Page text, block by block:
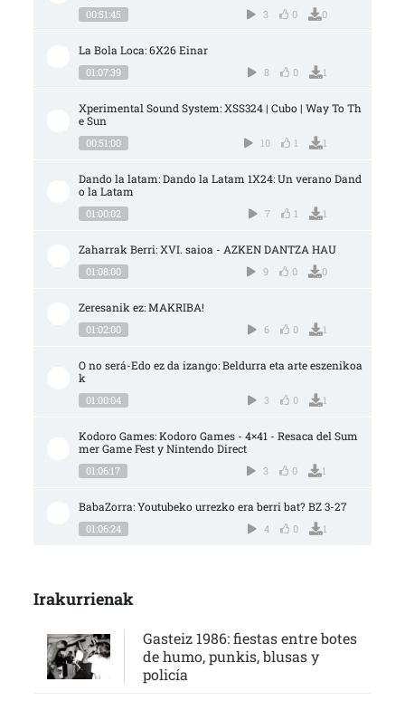
00:51:45 3 0 0
La Bola Loca: 6X26 Einar
01:07:39 8 0 1
Xperimental Sound System: XSS324 | Cubo | Way To Th
e Sun
00:51:00 10 1 1
Dando la latam: Dando la Latam 1X24: Un verano Dand
o la Latam
01:00:02 7 1 1
Zaharrak Berri: XVI. saioa - AZKEN DANTZA HAU
01:08:00 9 0 0
Zeresanik ez: MAKRIBA!
01:02:00 6 0 1
O no será-Edo ez da izango: Beldurra eta arte eszenikoa
k
01:00:04 3 0 1
Kodoro Games: Kodoro Games - 4×41 - Resaca del Sum
mer Game Fest y Nintendo Direct
01:06:17 3 0 1
BabaZorra: Youtubeko urrezko era berri bat? BZ 3-27
01:06:24 4 0 1
Irakurrienak
Gasteiz 1986: fiestas entre botes
de humo, punkis, blusas y
policía